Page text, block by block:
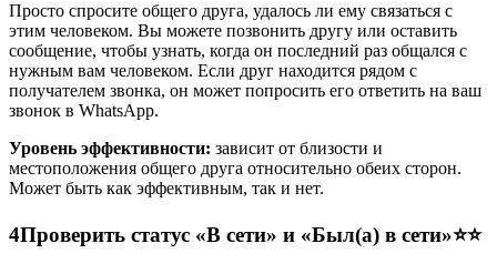
Просто спросите общего друга, удалось ли ему связаться с
этим человеком. Вы можете позвонить другу или оставить
сообщение, чтобы узнать, когда он последний раз общался с
нужным вам человеком. Если друг находится рядом с
получателем звонка, он может попросить его ответить на ваш
звонок в WhatsApp.
Уровень эффективности: зависит от близости и
местоположения общего друга относительно обеих сторон.
Может быть как эффективным, так и нет.
4Проверить статус «В сети» и «Был(а) в сети»⭐⭐